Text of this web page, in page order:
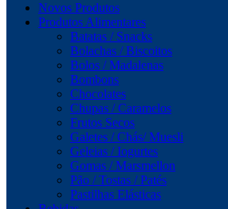
Novos Produtos
Produtos Alimentares
Batatas / Snacks
Bolachas / Biscoitos
Bolos / Madalenas
Bombons
Chocolates
Chupas / Caramelos
Frutos Secos
Galetes / Chás/ Muesli
Geleias / Iogurtes
Gomas / Marsmellon
Pão / Tostas / Patés
Pastilhas Elásticas